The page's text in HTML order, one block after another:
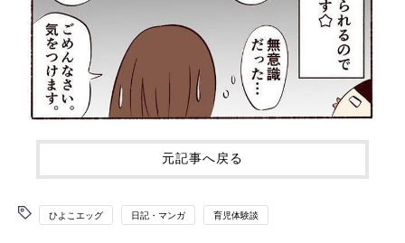
元記事へ戻る
ひよこエッグ 日記・マンガ 育児体験談